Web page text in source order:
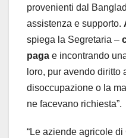
provenienti dal
assistenza e supporto.
spiega la Segretaria –
paga e incontrando
loro, pur avendo diritto
disoccupazione o la
ne facevano richiesta”.
“Le aziende agricole